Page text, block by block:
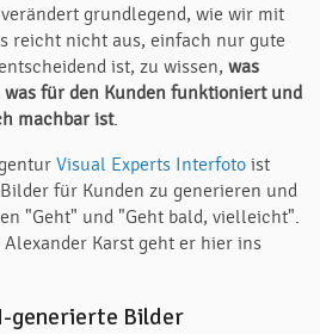
grundlegend, wie wir mit
reicht nicht aus, einfach nur gute
ist, zu wissen, was
was für den Kunden funktioniert und
machbar ist.
Visual Experts Interfoto ist
für Kunden zu generieren und
"Geht" und "Geht bald, vielleicht".
Karst geht er hier ins
generierte Bilder